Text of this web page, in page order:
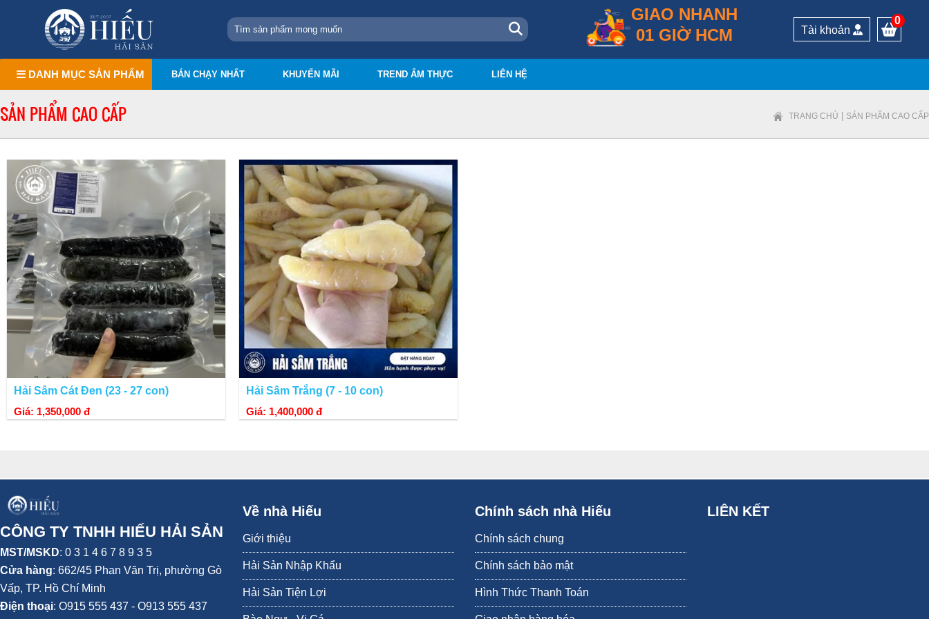
GIAO NHANH
01 GIỜ HCM
Tài khoản
0
DANH MỤC SẢN PHẨM BÁN CHẠY NHẤT KHUYẾN MÃI TREND ẨM THỰC LIÊN HỆ
SẢN PHẨM CAO CẤP TRANG CHỦ SẢN PHẨM CAO CẤP
Hải Sâm Cát Đen (23 - 27 con)
Giá: 1,350,000 đ
Hải Sâm Trắng (7 - 10 con)
Giá: 1,400,000 đ
CÔNG TY TNHH HIẾU HẢI SẢN
MST/MSKD: 0 3 1 4 6 7 8 9 3 5
Cửa hàng: 662/45 Phan Văn Trị, phường Gò
Vấp, TP. Hồ Chí Minh
Điện thoại: O915 555 437 - O913 555 437
Về nhà Hiếu
Giới thiệu
Hải Sản Nhập Khẩu
Hải Sản Tiện Lợi
Chính sách nhà Hiếu
Chính sách chung
Chính sách bảo mật
Hình Thức Thanh Toán
LIÊN KẾT